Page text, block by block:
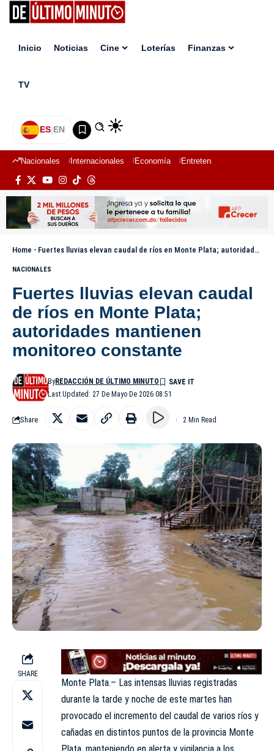
Inicio Noticias Cine Loterías Finanzas
TV
ES|EN
Nacionales Internacionales Economía Entretenimiento
Home - Fuertes lluvias elevan caudal de ríos en Monte Plata; autoridades mantienen monitoreo constante
NACIONALES
Fuertes lluvias elevan caudal
de ríos en Monte Plata;
autoridades mantienen
monitoreo constante
Last Updated: 27 De Mayo De 2026 08:51
ByREDACCIÓN DE ÚLTIMO MINUTO
Share 2 Min Read
SHARE
Monte Plata.– Las intensas lluvias registradas
durante la tarde y noche de este martes han
provocado el incremento del caudal de varios ríos y
cañadas en distintos puntos de la provincia Monte